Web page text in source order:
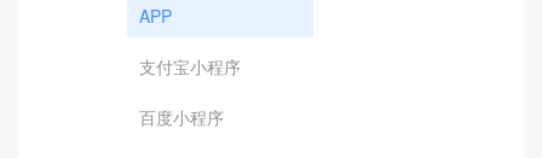
APP
支付宝小程序
百度小程序